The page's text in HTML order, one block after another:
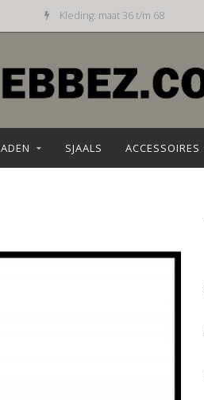
Kleding: maat 36 t/m 68
SJAALS ACCESSOIRES